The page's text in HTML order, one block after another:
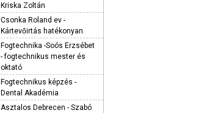
Kriska Zoltán
Csonka Roland ev -
Kártevőirtás hatékonyan
Fogtechnika -Soós Erzsébet
- fogtechnikus mester és
oktató
Fogtechnikus képzés -
Dental Akadémia
Asztalos Debrecen - Szabó